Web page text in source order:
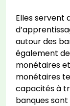
Elles servent
autour des
également
monétaires
monétaires
capacités à
banques